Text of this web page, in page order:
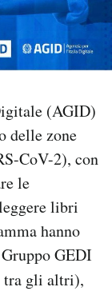
(AGID)
delle zone
CoV-2), con
le
libri
hanno
GEDI
tra gli altri),